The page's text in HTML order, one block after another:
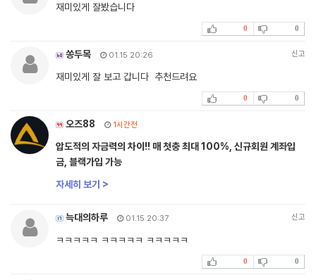
재미있게 잘봤습니다
0 0
쏭두목 01.15 20:26 신고
재미있게 잘 보고 갑니다 추천드려요
0 0
오즈88 1시간전
압도적의 자금력의 차이!! 매 첫충 최대 100%, 신규회원 계좌입
금, 블랙가입 가능
자세히 보기 >
늑대의하루 01.15 20:37 신고
ㅋㅋㅋㅋㅋ ㅋㅋㅋㅋㅋ ㅋㅋㅋㅋㅋ
0 0